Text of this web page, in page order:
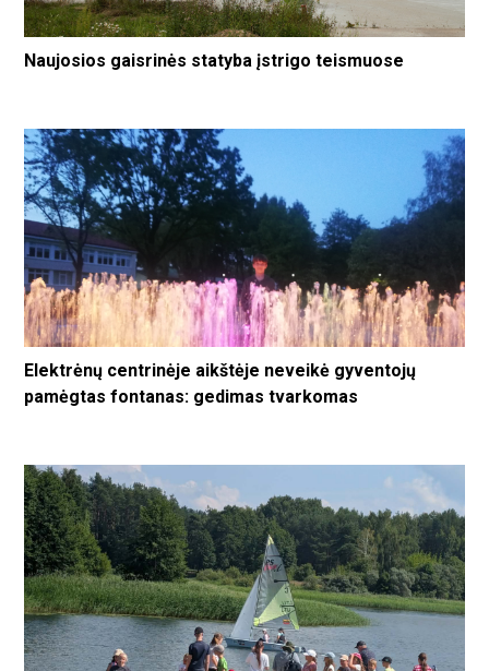
Naujosios gaisrinės statyba įstrigo teismuose
Elektrėnų centrinėje aikštėje neveikė gyventojų
pamėgtas fontanas: gedimas tvarkomas